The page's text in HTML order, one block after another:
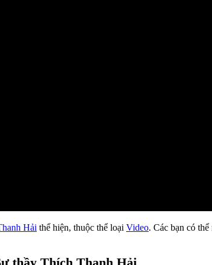
Hải thể hiện, thuộc thể loại Video. Các bạn có